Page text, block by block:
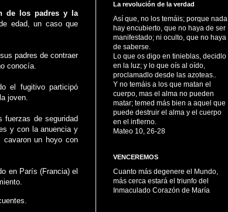
de los padres y la
edad, un caso que
padres de contraer
conocía.
el fugitivo participó
joven.
fuerzas de seguridad
y con la anuencia y
cavaron un hoyo con
en París (Francia) el
La revolución de la verdad
Así que, no los temáis; porque nada
hay encubierto, que no haya de ser
manifestado; ni oculto, que no haya
de saberse.
Lo que os digo en tinieblas, decidlo
en la luz; y lo que oís al oído,
proclamadlo desde las azoteas..
Y no temáis a los que matan el
cuerpo, mas el alma no pueden
matar; temed más bien a aquel que
puede destruir el alma y el cuerpo
en el infierno.
Mateo 10, 26-28
VENCEREMOS
Cuanto más degenere el Mundo,
más cerca estará el triunfo del
Inmaculado Corazón de María